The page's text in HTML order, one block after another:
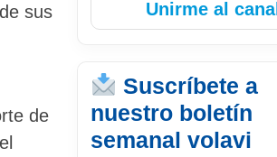
sus
de
Unirme al canal
Suscríbete a
nuestro boletín
semanal volavi